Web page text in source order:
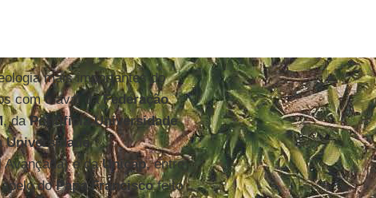
mais importantes do
com o aval daFederação
, daPontifícia Universidade
Universidade
Avançada) e daUnicap, entre
doPapa Franciscofeito